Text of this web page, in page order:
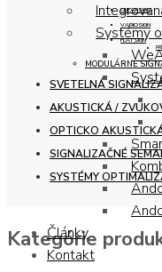
Systémy
Články
Kontakt
CLEARSIGN
VARIOSIGN
FLATSIGN
MODULÁRNE
SVETELNÁ
AKUSTICKÁ /
OPTICKO
SIGNALIZAČNÉ
SYSTÉMY
Kategórie